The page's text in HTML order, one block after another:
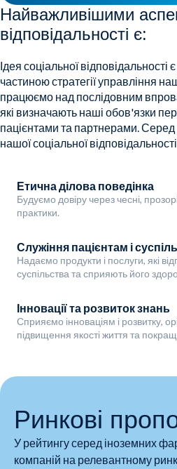
Найважливішими
відповідальності є:
Ідея соціальної
частиною стратегії управління
працюємо над послідовним
які визначають наші обов'язки
пацієнтами та партнерами. Серед
нашої соціальної
Етична ділова поведінка
Будуємо довіру через чесні,
практики.
Служіння пацієнтам і
Надаємо продукти і послуги, які
суспільства та сприяють його
Інновації та розвиток знань
Сприяємо інноваціям і розвитку,
підвищення якості життя та
Ринкові
У рейтингу серед іноземних
компаній на релевантному